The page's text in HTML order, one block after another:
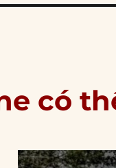
có